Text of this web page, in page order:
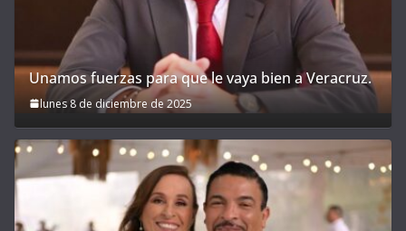
Unamos fuerzas para que le vaya bien a Veracruz.
lunes 8 de diciembre de 2025